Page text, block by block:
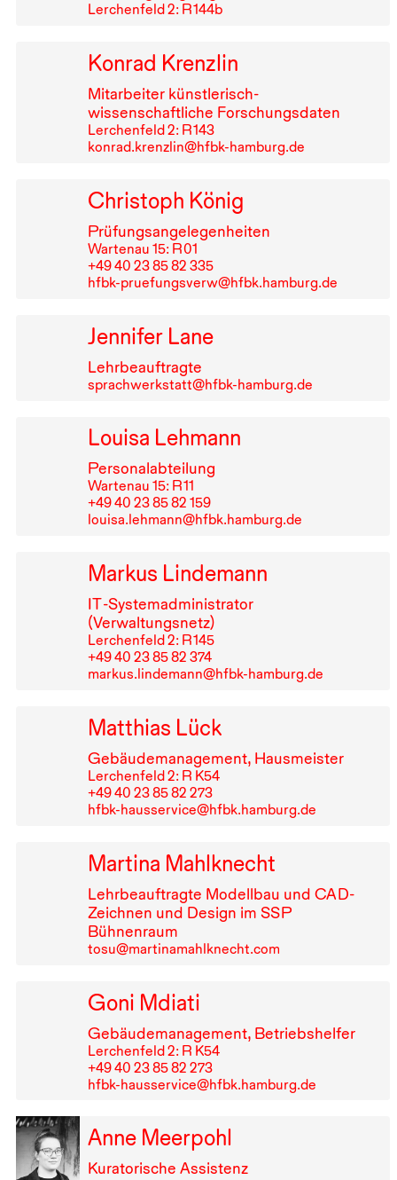
Lerchenfeld 2: R⁠ ⁠144b
Konrad Krenzlin
Mitarbeiter künstlerisch-
wissenschaftliche Forschungsdaten
Lerchenfeld 2: R⁠ ⁠143
konrad.krenzlin@hfbk-hamburg.de
Christoph König
Prüfungsangelegenheiten
Wartenau 15: R⁠ ⁠01
+49⁠ ⁠40⁠ ⁠23⁠ ⁠85⁠ ⁠82⁠ ⁠335
hfbk-pruefungsverw@hfbk.hamburg.de
Jennifer Lane
Lehrbeauftragte
sprachwerkstatt@hfbk-hamburg.de
Louisa Lehmann
Personalabteilung
Wartenau 15: R⁠ ⁠11
+49⁠ ⁠40⁠ ⁠23⁠ ⁠85⁠ ⁠82⁠ ⁠159
louisa.lehmann@hfbk.hamburg.de
Markus Lindemann
IT-Systemadministrator
(Verwaltungsnetz)
Lerchenfeld 2: R⁠ ⁠145
+49⁠ ⁠40⁠ ⁠23⁠ ⁠85⁠ ⁠82⁠ ⁠374
markus.lindemann@hfbk-hamburg.de
Matthias Lück
Gebäudemanagement, Hausmeister
Lerchenfeld 2: R K54
+49⁠ ⁠40⁠ ⁠23⁠ ⁠85⁠ ⁠82⁠ ⁠273
hfbk-hausservice@hfbk.hamburg.de
Martina Mahlknecht
Lehrbeauftragte Modellbau und CAD-
Zeichnen und Design im SSP
Bühnenraum
tosu@martinamahlknecht.com
Goni Mdiati
Gebäudemanagement, Betriebshelfer
Lerchenfeld 2: R K54
+49⁠ ⁠40⁠ ⁠23⁠ ⁠85⁠ ⁠82⁠ ⁠273
hfbk-hausservice@hfbk.hamburg.de
Anne Meerpohl
Kuratorische Assistenz